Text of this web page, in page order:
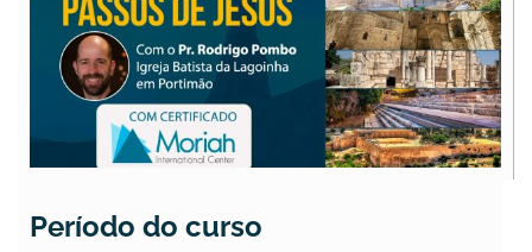
Período do curso